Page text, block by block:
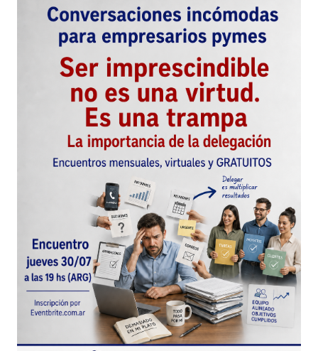
Este es el link al mío
http://estrategiaycambio.wordpress.com/2009/06/
familiar-1/
Hablamos desde perspectivas diferentes, pero
hablamos de lo mismo. ¿Será que a los dos nos
parece que la Empresa Familiar es clave en el
desarrollo del tejido económoco de un país??!!
Gabriela
gabriela revel
24 junio, 2009 at 6:14 pm
Responder